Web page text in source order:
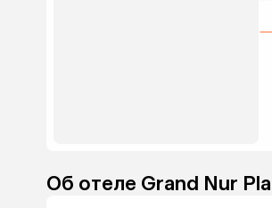
Об отеле Grand Nur